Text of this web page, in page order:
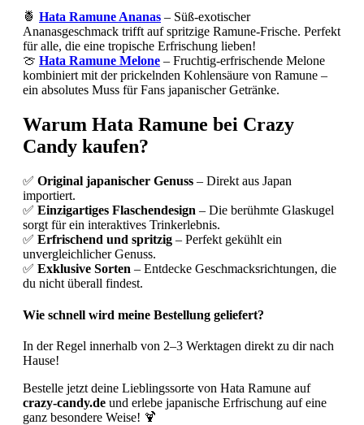
🍍 Hata Ramune Ananas – Süß-exotischer
Ananasgeschmack trifft auf spritzige Ramune-Frische. Perfekt
für alle, die eine tropische Erfrischung lieben!
🍈 Hata Ramune Melone – Fruchtig-erfrischende Melone
kombiniert mit der prickelnden Kohlensäure von Ramune –
ein absolutes Muss für Fans japanischer Getränke.
Warum Hata Ramune bei Crazy
Candy kaufen?
✅ Original japanischer Genuss – Direkt aus Japan
importiert.
✅ Einzigartiges Flaschendesign – Die berühmte Glaskugel
sorgt für ein interaktives Trinkerlebnis.
✅ Erfrischend und spritzig – Perfekt gekühlt ein
unvergleichlicher Genuss.
✅ Exklusive Sorten – Entdecke Geschmacksrichtungen, die
du nicht überall findest.
Wie schnell wird meine Bestellung geliefert?
In der Regel innerhalb von 2–3 Werktagen direkt zu dir nach
Hause!
Bestelle jetzt deine Lieblingssorte von Hata Ramune auf
crazy-candy.de und erlebe japanische Erfrischung auf eine
ganz besondere Weise! 🍹